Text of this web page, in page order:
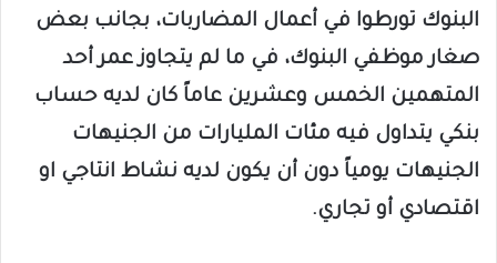
البنوك تورطوا في أعمال المضاربات، بجانب بعض
صغار موظفي البنوك، في ما لم يتجاوز عمر أحد
المتهمين الخمس وعشرين عاماً كان لديه حساب
بنكي يتداول فيه مئات المليارات من الجنيهات
الجنيهات يومياً دون أن يكون لديه نشاط انتاجي او
اقتصادي أو تجاري.